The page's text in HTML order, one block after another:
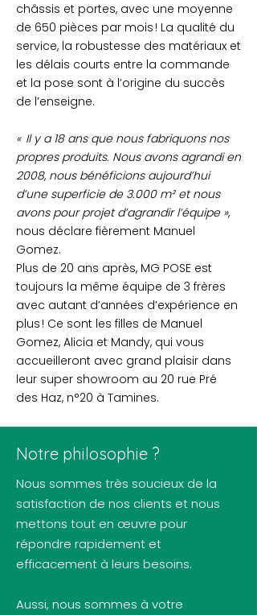
châssis et portes, avec une moyenne
de 650 pièces par mois ! La qualité du
service, la robustesse des matériaux et
les délais courts entre la commande
et la pose sont à l’origine du succès
de l’enseigne.
« Il y a 18 ans que nous fabriquons nos
propres produits. Nous avons agrandi en
2008, nous bénéficions aujourd’hui
d’une superficie de 3.000 m² et nous
avons pour projet d’agrandir l’équipe »,
nous déclare fièrement Manuel
Gomez.
Plus de 20 ans après, MG POSE est
toujours la même équipe de 3 frères
avec autant d’années d’expérience en
plus ! Ce sont les filles de Manuel
Gomez, Alicia et Mandy, qui vous
accueilleront avec grand plaisir dans
leur super showroom au 20 rue Pré
des Haz, n°20 à Tamines.
Notre philosophie ?
Nous sommes très soucieux de la
satisfaction de nos clients et nous
mettons tout en œuvre pour
répondre rapidement et
efficacement à leurs besoins.
Aussi, nous sommes à votre